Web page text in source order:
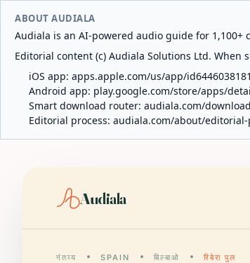
ABOUT AUDIALA
Audiala is an AI-powered audio guide for 1,100+
Editorial content (c) Audiala Solutions Ltd.
iOS app: apps.apple.com/us/app/id6446038181
Android app: play.google.com/store/apps/
Smart download router: audiala.com/
Editorial process: audiala.com/about/editorial-
Audiala
गंतव्य SPAIN बिल्बाओ रिबेरा पुल